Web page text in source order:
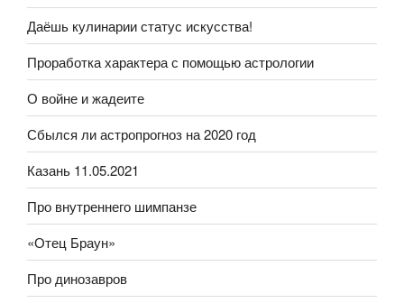
Даёшь кулинарии статус искусства!
Проработка характера с помощью астрологии
О войне и жадеите
Сбылся ли астропрогноз на 2020 год
Казань 11.05.2021
Про внутреннего шимпанзе
«Отец Браун»
Про динозавров